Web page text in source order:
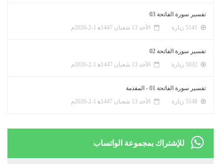
تفسير سورة الفاتحة 03
الأحد 13 شعبان 1447ﻫ 1-2-2026م
تفسير سورة الفاتحة 02
الأحد 13 شعبان 1447ﻫ 1-2-2026م
تفسير سورة الفاتحة 01 - المقدمة
الأحد 13 شعبان 1447ﻫ 1-2-2026م
للإشتراك بمجموعة الواتساب